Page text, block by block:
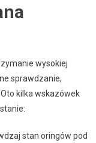
wysokiej
sprawdzanie,
kilka wskazówek
stan oringów pod